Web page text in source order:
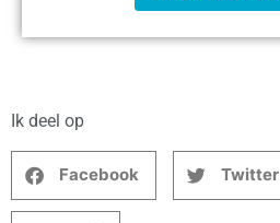
Ik deel op
Facebook Twitter